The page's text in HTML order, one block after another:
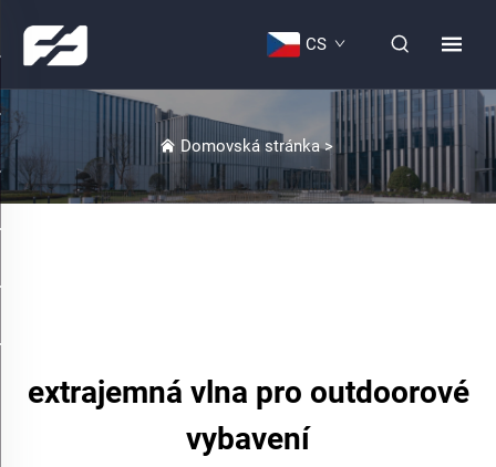
CS
Domovská stránka>
extrajemná vlna pro outdoorové
vybavení